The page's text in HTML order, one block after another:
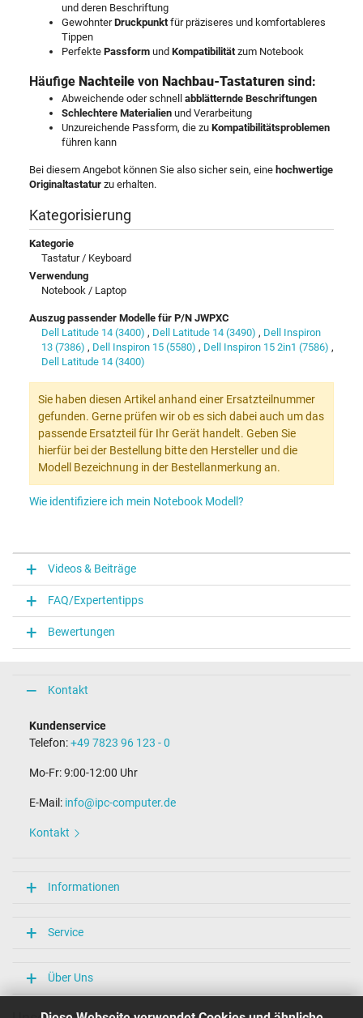
und deren Beschriftung
GewohnterDruckpunkt für präziseres und komfortableres
Tippen
Perfekte Passform und Kompatibilität zum Notebook
Häufige Nachteile von Nachbau-Tastaturen sind:
Abweichende oder schnell abblätternde Beschriftungen
Schlechtere Materialien und Verarbeitung
Unzureichende Passform, die zu Kompatibilitätsproblemen
führen kann
Bei diesem Angebot können Sie also sicher sein, eine hochwertige
Originaltastatur zu erhalten.
Kategorisierung
Kategorie
Tastatur / Keyboard
Verwendung
Notebook / Laptop
Auszug passender Modelle für P/N JWPXC
Dell Latitude 14 (3400) , Dell Latitude 14 (3490) , Dell Inspiron
13 (7386) , Dell Inspiron 15 (5580) , Dell Inspiron 15 2in1 (7586) ,
Dell Latitude 14 (3400)
Sie haben diesen Artikel anhand einer Ersatzteilnummer
gefunden. Gerne prüfen wir ob es sich dabei auch um das
passende Ersatzteil für Ihr Gerät handelt. Geben Sie
hierfür bei der Bestellung bitte den Hersteller und die
Modell Bezeichnung in der Bestellanmerkung an.
Wie identifiziere ich mein Notebook Modell?
Videos & Beiträge
FAQ/Expertentipps
Bewertungen
Kontakt
Kundenservice
Telefon:+49 7823 96 123 - 0
Mo-Fr: 9:00-12:00 Uhr
E-Mail: info@ipc-computer.de
Kontakt
Informationen
Service
Über Uns